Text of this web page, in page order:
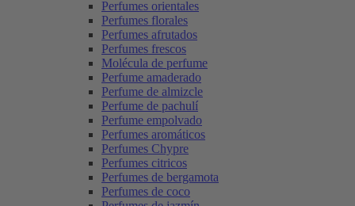
Perfumes orientales
Perfumes florales
Perfumes afrutados
Perfumes frescos
Molécula de perfume
Perfume amaderado
Perfume de almizcle
Perfume de pachulí
Perfume empolvado
Perfumes aromáticos
Perfumes Chypre
Perfumes citricos
Perfumes de bergamota
Perfumes de coco